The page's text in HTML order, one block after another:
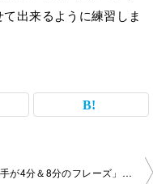
出来るように練習しま
「右手が4分＆8分のフレーズ」池袋教室2024-01-30-no0014-1042